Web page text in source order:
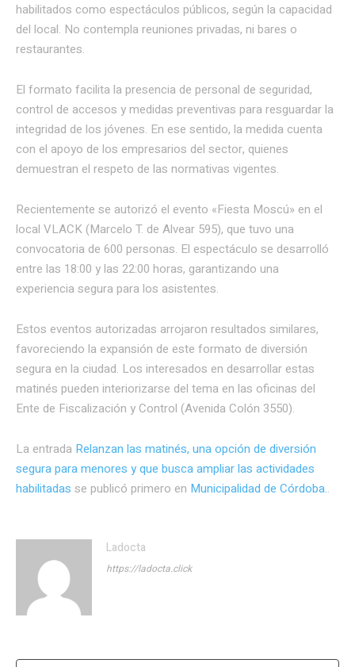
habilitados como espectáculos públicos, según la capacidad
del local. No contempla reuniones privadas, ni bares o
restaurantes.
El formato facilita la presencia de personal de seguridad,
control de accesos y medidas preventivas para resguardar la
integridad de los jóvenes. En ese sentido, la medida cuenta
con el apoyo de los empresarios del sector, quienes
demuestran el respeto de las normativas vigentes.
Recientemente se autorizó el evento «Fiesta Moscú» en el
local VLACK (Marcelo T. de Alvear 595), que tuvo una
convocatoria de 600 personas. El espectáculo se desarrolló
entre las 18:00 y las 22:00 horas, garantizando una
experiencia segura para los asistentes.
Estos eventos autorizadas arrojaron resultados similares,
favoreciendo la expansión de este formato de diversión
segura en la ciudad. Los interesados en desarrollar estas
matinés pueden interiorizarse del tema en las oficinas del
Ente de Fiscalización y Control (Avenida Colón 3550).
La entrada Relanzan las matinés, una opción de diversión
segura para menores y que busca ampliar las actividades
habilitadas se publicó primero en Municipalidad de Córdoba..
Ladocta
https://ladocta.click